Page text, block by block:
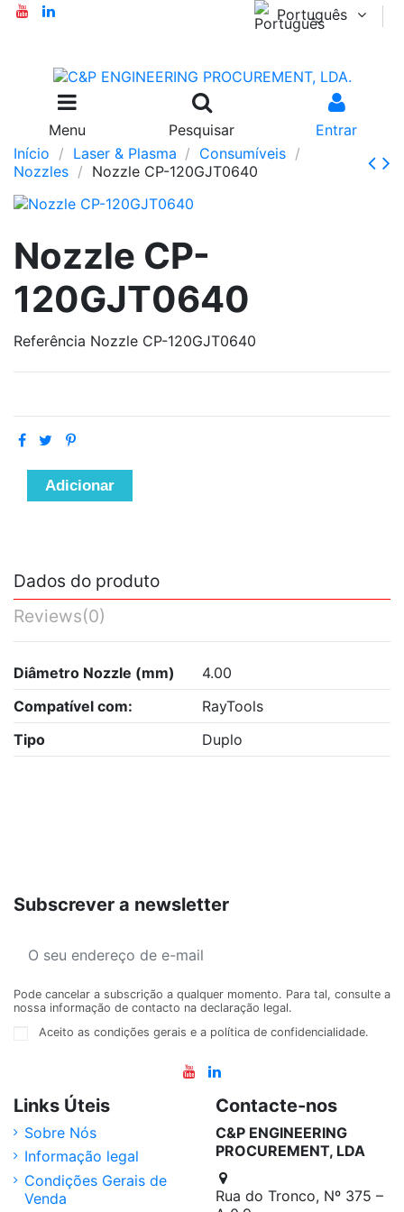
Português
Menu Pesquisar
Entrar
Início
Laser & Plasma
Consumíveis
Nozzles
Nozzle CP-120GJT0640
Nozzle CP-
120GJT0640
Referência Nozzle CP-120GJT0640
Adicionar
Dados do produto
Reviews(0)
Diâmetro Nozzle (mm)
4.00
Compatível com:
RayTools
Tipo
Duplo
Subscrever a newsletter
Pode cancelar a subscrição a qualquer momento. Para tal, consulte a
nossa informação de contacto na declaração legal.
Aceito as condições gerais e a política de confidencialidade.
Links Úteis
Sobre Nós
Informação legal
Condições Gerais de
Venda
Contacte-nos
C&P ENGINEERING
PROCUREMENT, LDA
Rua do Tronco, Nº 375 –